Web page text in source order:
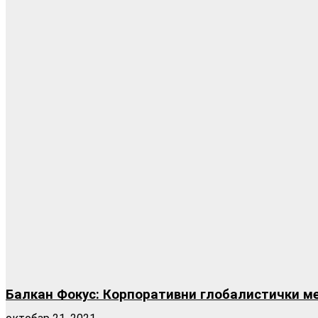
Балкан Фокус: Корпоративни глобалистички